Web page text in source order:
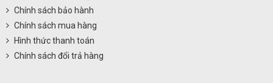
Chính sách bảo hành
Chính sách mua hàng
Hình thức thanh toán
Chính sách đổi trả hàng